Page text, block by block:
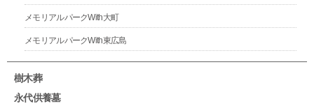
メモリアルパークWith大町
メモリアルパークWith東広島
樹木葬
永代供養墓